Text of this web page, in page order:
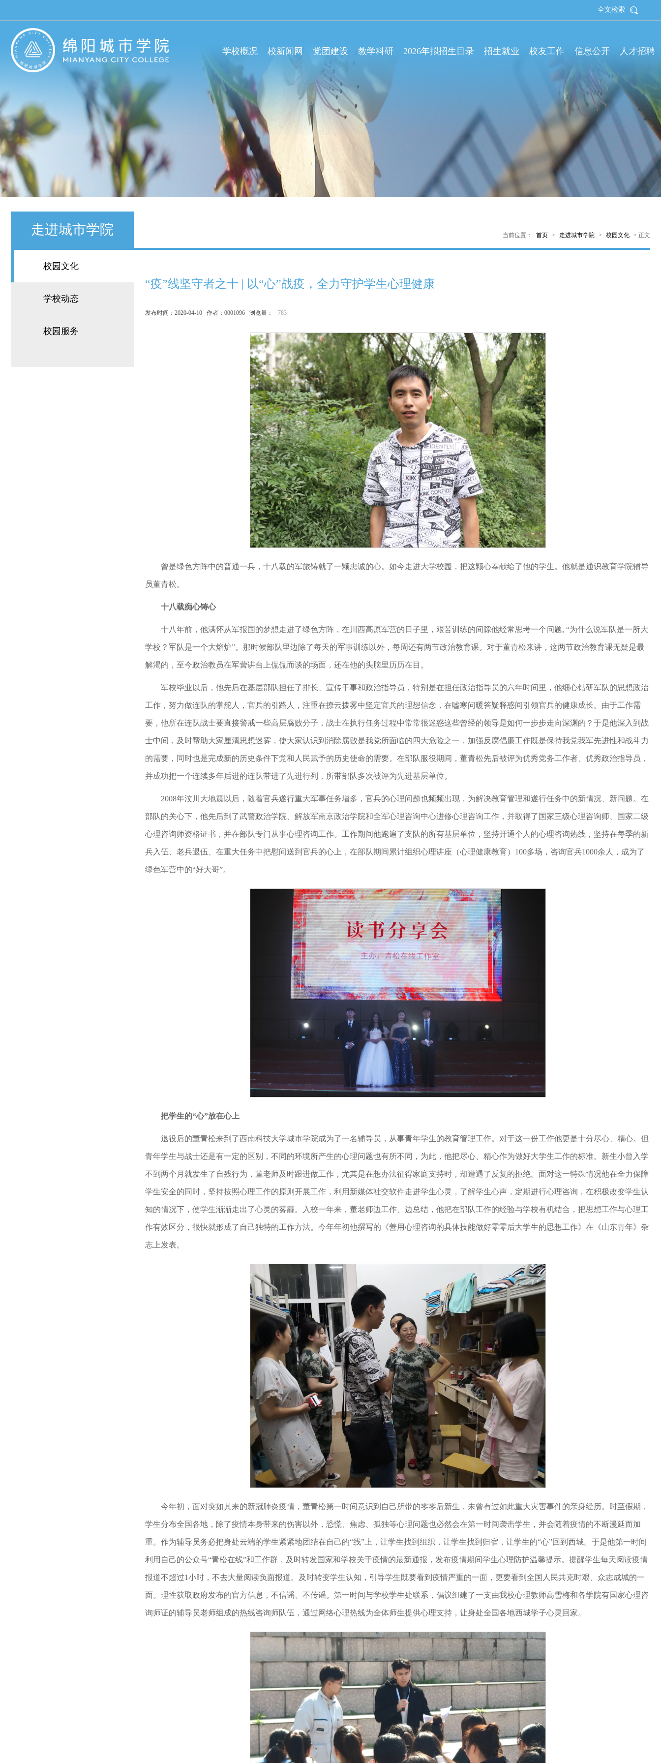
全文检索
学校概况 校新闻网 党团建设 教学科研 2026年拟招生目录 招生就业 校友工作 信息公开 人才招聘
当前位置： 首页 > 走进城市学院 > 校园文化 > 正文
走进城市学院
校园文化
学校动态
校园服务
“疫”线坚守者之十 | 以“心”战疫，全力守护学生心理健康
发布时间：2020-04-10 作者：0001096 浏览量： 783
曾是绿色方阵中的普通一兵，十八载的军旅铸就了一颗忠诚的心。如今走进大学校园，把这颗心奉献给了他的学生。他就是通识教育学院辅导
员董青松。
十八载痴心铸心
十八年前，他满怀从军报国的梦想走进了绿色方阵，在川西高原军营的日子里，艰苦训练的间隙他经常思考一个问题, “为什么说军队是一所大
学校？军队是一个大熔炉”。那时候部队里边除了每天的军事训练以外，每周还有两节政治教育课。对于董青松来讲，这两节政治教育课无疑是最
解渴的，至今政治教员在军营讲台上侃侃而谈的场面，还在他的头脑里历历在目。
军校毕业以后，他先后在基层部队担任了排长、宣传干事和政治指导员，特别是在担任政治指导员的六年时间里，他细心钻研军队的思想政治
工作，努力做连队的掌舵人，官兵的引路人，注重在撩云拨雾中坚定官兵的理想信念，在嘘寒问暖答疑释惑间引领官兵的健康成长。由于工作需
要，他所在连队战士要直接警戒一些高层腐败分子，战士在执行任务过程中常常很迷惑这些曾经的领导是如何一步步走向深渊的？于是他深入到战
士中间，及时帮助大家厘清思想迷雾，使大家认识到消除腐败是我党所面临的四大危险之一，加强反腐倡廉工作既是保持我党我军先进性和战斗力
的需要，同时也是完成新的历史条件下党和人民赋予的历史使命的需要。在部队服役期间，董青松先后被评为优秀党务工作者、优秀政治指导员，
并成功把一个连续多年后进的连队带进了先进行列，所带部队多次被评为先进基层单位。
2008年汶川大地震以后，随着官兵遂行重大军事任务增多，官兵的心理问题也频频出现，为解决教育管理和遂行任务中的新情况、新问题。在
部队的关心下，他先后到了武警政治学院、解放军南京政治学院和全军心理咨询中心进修心理咨询工作，并取得了国家三级心理咨询师、国家二级
心理咨询师资格证书，并在部队专门从事心理咨询工作。工作期间他跑遍了支队的所有基层单位，坚持开通个人的心理咨询热线，坚持在每季的新
兵入伍、老兵退伍、在重大任务中把慰问送到官兵的心上，在部队期间累计组织心理讲座（心理健康教育）100多场，咨询官兵1000余人，成为了
绿色军营中的“好大哥”。
把学生的“心”放在心上
退役后的董青松来到了西南科技大学城市学院成为了一名辅导员，从事青年学生的教育管理工作。对于这一份工作他更是十分尽心、精心。但
青年学生与战士还是有一定的区别，不同的环境所产生的心理问题也有所不同，为此，他把尽心、精心作为做好大学生工作的标准。新生小曾入学
不到两个月就发生了自残行为，董老师及时跟进做工作，尤其是在想办法征得家庭支持时，却遭遇了反复的拒绝。面对这一特殊情况他在全力保障
学生安全的同时，坚持按照心理工作的原则开展工作，利用新媒体社交软件走进学生心灵，了解学生心声，定期进行心理咨询，在积极改变学生认
知的情况下，使学生渐渐走出了心灵的雾霾。入校一年来，董老师边工作、边总结，他把在部队工作的经验与学校有机结合，把思想工作与心理工
作有效区分，很快就形成了自己独特的工作方法。今年年初他撰写的《善用心理咨询的具体技能做好零零后大学生的思想工作》在《山东青年》杂
志上发表。
今年初，面对突如其来的新冠肺炎疫情，董青松第一时间意识到自己所带的零零后新生，未曾有过如此重大灾害事件的亲身经历。时至假期，
学生分布全国各地，除了疫情本身带来的伤害以外，恐慌、焦虑、孤独等心理问题也必然会在第一时间袭击学生，并会随着疫情的不断漫延而加
重。作为辅导员务必把身处云端的学生紧紧地团结在自己的“线”上，让学生找到组织，让学生找到归宿，让学生的“心”回到西城。于是他第一时间
利用自己的公众号“青松在线”和工作群，及时转发国家和学校关于疫情的最新通报，发布疫情期间学生心理防护温馨提示。提醒学生每天阅读疫情
报道不超过1小时，不去大量阅读负面报道。及时转变学生认知，引导学生既要看到疫情严重的一面，更要看到全国人民共克时艰、众志成城的一
面。理性获取政府发布的官方信息，不信谣、不传谣。第一时间与学校学生处联系，倡议组建了一支由我校心理教师高雪梅和各学院有国家心理咨
询师证的辅导员老师组成的热线咨询师队伍，通过网络心理热线为全体师生提供心理支持，让身处全国各地西城学子心灵回家。